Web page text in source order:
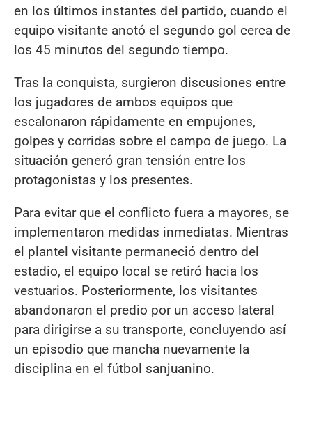
en los últimos instantes del partido, cuando el
equipo visitante anotó el segundo gol cerca de
los 45 minutos del segundo tiempo.
Tras la conquista, surgieron discusiones entre
los jugadores de ambos equipos que
escalonaron rápidamente en empujones,
golpes y corridas sobre el campo de juego. La
situación generó gran tensión entre los
protagonistas y los presentes.
Para evitar que el conflicto fuera a mayores, se
implementaron medidas inmediatas. Mientras
el plantel visitante permaneció dentro del
estadio, el equipo local se retiró hacia los
vestuarios. Posteriormente, los visitantes
abandonaron el predio por un acceso lateral
para dirigirse a su transporte, concluyendo así
un episodio que mancha nuevamente la
disciplina en el fútbol sanjuanino.